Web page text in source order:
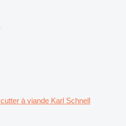
cutter à viande Karl Schnell